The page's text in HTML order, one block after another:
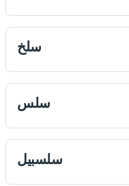
سلخ
سلس
سلسبيل